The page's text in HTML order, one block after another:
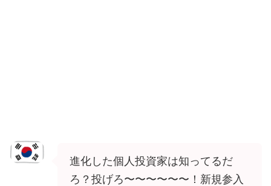
進化した個人投資家は知ってるだ
ろ？投げろ〜〜〜〜〜〜！新規参入